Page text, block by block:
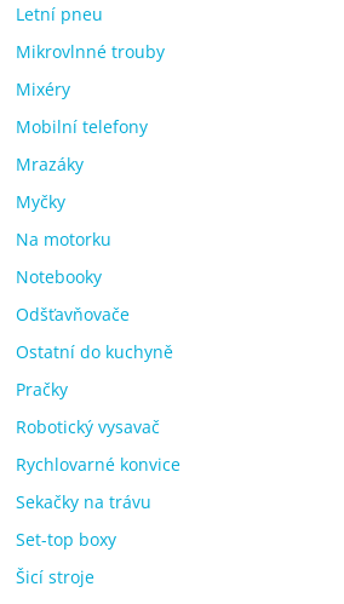
Letní pneu
Mikrovlnné trouby
Mixéry
Mobilní telefony
Mrazáky
Myčky
Na motorku
Notebooky
Odšťavňovače
Ostatní do kuchyně
Pračky
Robotický vysavač
Rychlovarné konvice
Sekačky na trávu
Set-top boxy
Šicí stroje